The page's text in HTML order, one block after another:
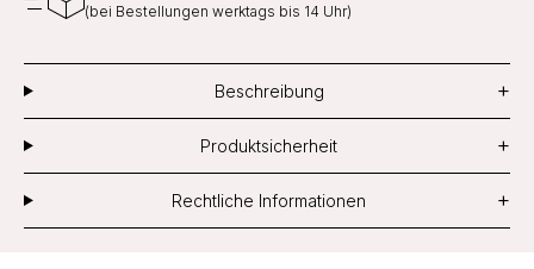
(bei Bestellungen werktags bis 14 Uhr)
Beschreibung +
Produktsicherheit +
Rechtliche Informationen +